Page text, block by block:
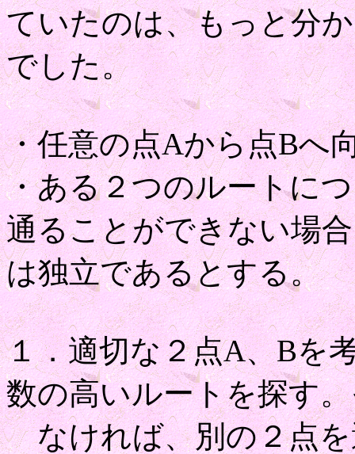
ていたのは、もっと分
でした。
・任意の点Aから点Bへ
・ある２つのルートに
通ることができない場
は独立であるとする。
１．適切な２点A、Bを
数の高いルートを探す
なければ、別の２点を